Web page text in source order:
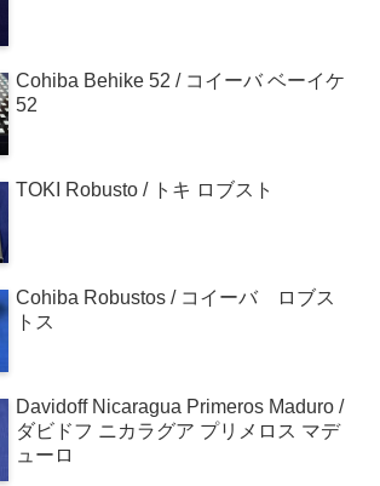
Cohiba Behike 52 / コイーバ ベーイケ
52
TOKI Robusto / トキ ロブスト
Cohiba Robustos / コイーバ ロブス
トス
Davidoff Nicaragua Primeros Maduro /
ダビドフ ニカラグア プリメロス マデ
ューロ